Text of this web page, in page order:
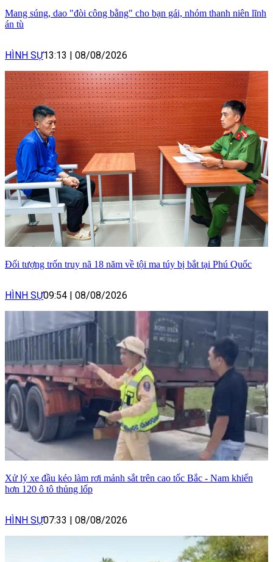
Mang súng, dao "đòi công bằng" cho bạn gái, nhóm thanh niên lĩnh
án tù
HÌNH SỰ13:13 | 08/08/2026
Đối tượng trốn truy nã 18 năm về tội ma túy bị bắt tại Phú Quốc
HÌNH SỰ09:54 | 08/08/2026
Xử lý xe đầu kéo làm rơi mảnh sắt trên cao tốc Bắc - Nam khiến
hơn 120 ô tô thủng lốp
HÌNH SỰ07:33 08/08/2026